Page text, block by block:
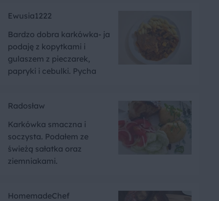
Ewusia1222
Bardzo dobra karkówka- ja
podaję z kopytkami i
gulaszem z pieczarek,
papryki i cebulki. Pycha
Radosław
Karkówka smaczna i
soczysta. Podałem ze
świeżą sałatka oraz
ziemniakami.
HomemadeChef